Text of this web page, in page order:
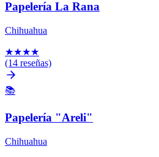
Papelería La Rana
Chihuahua
★★★★
(14 reseñas)
📚
Papelería "Areli"
Chihuahua